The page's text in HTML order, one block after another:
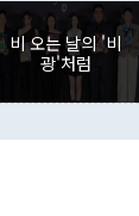
이 나오고 있다
보고에 발표했
통은 "정 장관
사안이 아닌
정부의 공식
면전에서 '국
래 영향으로
해외 증권투자
비 오는 날의 '비
광'처럼